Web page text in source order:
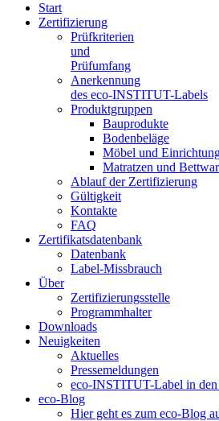
Start
Zertifizierung
Prüfkriterien
und
Prüfumfang
Anerkennung
des eco-INSTITUT-Labels
Produktgruppen
Bauprodukte
Bodenbeläge
Möbel und
Matratzen und
Ablauf der Zertifizierung
Gültigkeit
Kontakte
FAQ
Zertifikatsdatenbank
Datenbank
Label-Missbrauch
Über
Zertifizierungsstelle
Programmhalter
Downloads
Neuigkeiten
Aktuelles
Pressemeldungen
eco-INSTITUT-Label in den
eco-Blog
Hier geht es zum eco-Blog